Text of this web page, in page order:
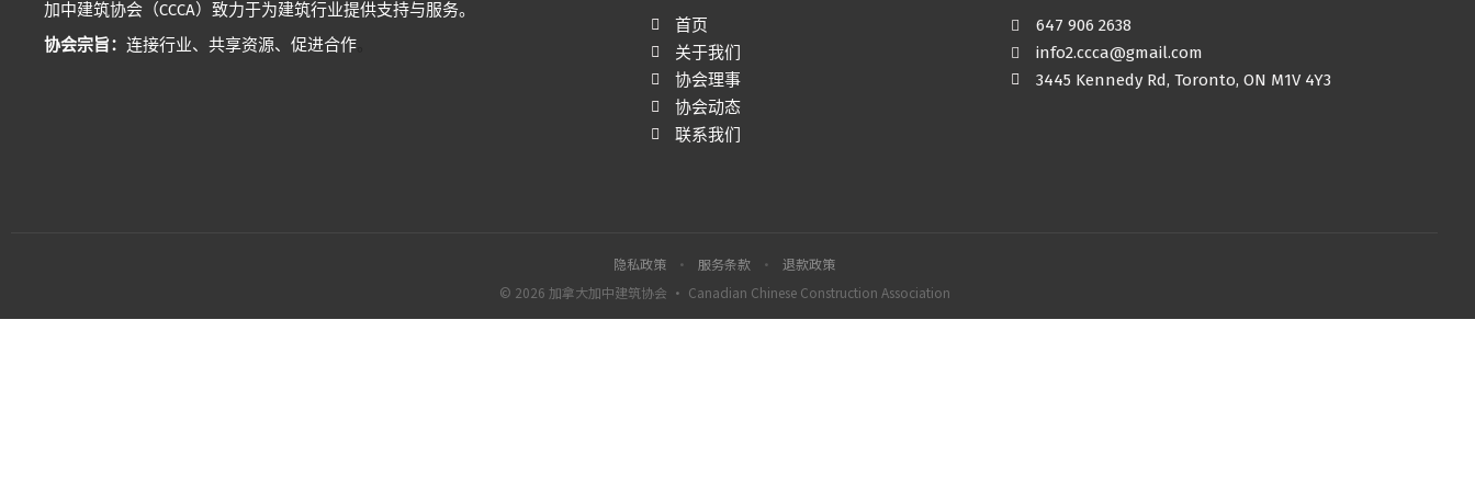
加中建筑协会（CCCA）致力于为建筑行业提供支持与服务。
协会宗旨： 连接行业、共享资源、促进合作
首页
关于我们
协会理事
协会动态
联系我们
647 906 2638
info2.ccca@gmail.com
3445 Kennedy Rd, Toronto, ON M1V 4Y3
隐私政策 · 服务条款 ·
退款政策
© 2026 加拿大加中建筑协会 · Canadian Chinese Construction Association